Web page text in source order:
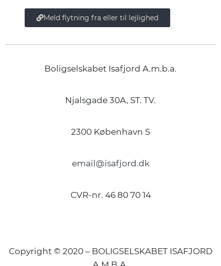
Meld flytning fra eller til lejlighed
Boligselskabet Isafjord A.m.b.a.
Njalsgade 30A, ST. TV.
2300 København S
email@isafjord.dk
CVR-nr. 46 80 70 14
Copyright © 2020 – BOLIGSELSKABET ISAFJORD